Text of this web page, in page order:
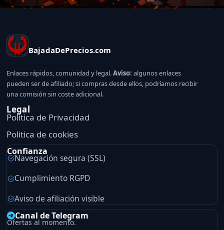
BajadaDePrecios.com
Enlaces rápidos, comunidad y legal.Aviso: algunos enlaces
pueden ser de afiliado; si compras desde ellos, podríamos recibir
una comisión sin coste adicional.
Legal
Politica de Privacidad
Politica de cookies
Confianza
Navegación segura (SSL)
Cumplimiento RGPD
Aviso de afiliación visible
Canal de Telegram
Ofertas al momento.